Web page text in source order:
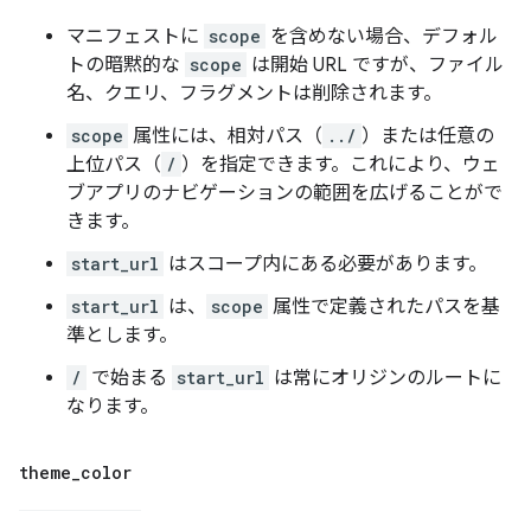
マニフェストに scope を含めない場合、デフォル
トの暗黙的な scope は開始 URL ですが、ファイル
名、クエリ、フラグメントは削除されます。
scope 属性には、相対パス（ ../ ）または任意の
上位パス（ / ）を指定できます。これにより、ウェ
ブアプリのナビゲーションの範囲を広げることがで
きます。
start_url はスコープ内にある必要があります。
start_url は、 scope 属性で定義されたパスを基
準とします。
/ で始まる start_url は常にオリジンのルートに
なります。
theme_color